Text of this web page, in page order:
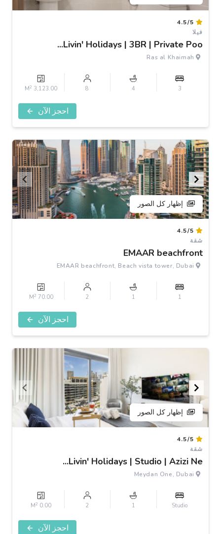
4.5/5
فيلا
Livin' Holidays | 3BR | Private Poo...
Ras al Khaimah
3
4
8
3,123.00 M
2
احجز الآن
إظهار كل الصور
4.5/5
شقة
EMAAR beachfront
EMAAR beachfront, Beach vista tower, Dubai
1
1
2
70.00 M
2
احجز الآن
إظهار كل الصور
4.5/5
شقة
Livin' Holidays | Studio | Azizi Ne...
Meydan One, Dubai
Studio
1
2
0.00 M
2
احجز الآن